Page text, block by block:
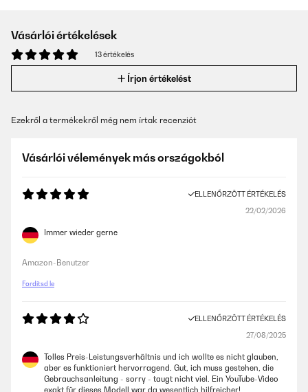
Vásárlói értékelések
13 értékelés
Írjon értékelést
Ezekről a termékekről még nem írtak recenziót
Vásárlói vélemények más országokból
ELLENŐRZÖTT ÉRTÉKELÉS
22/02/2026
Immer wieder gerne
Amazon-Benutzer
Fordítsd le
ELLENŐRZÖTT ÉRTÉKELÉS
27/08/2025
Tolles Preis-Leistungsverhältnis und ich wollte es nicht glauben,
aber es funktioniert hervorragend. Gut, ich muss gestehen, die
Gebrauchsanleitung - sorry - taugt nicht viel. Ein YouTube-Video
exakt für dieses Modell war da wesentlich hilfreicher!